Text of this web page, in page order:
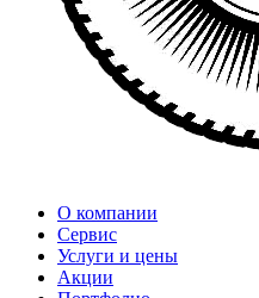
О компании
Сервис
Услуги и цены
Акции